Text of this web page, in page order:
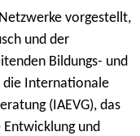
vorgestellt,
und der
Bildungs- und
die Internationale
(IAEVG), das
und